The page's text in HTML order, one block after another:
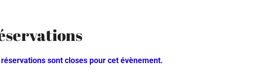
réservations sont closes pour cet évènement.